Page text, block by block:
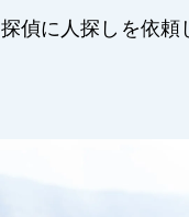
探偵に人探しを依頼